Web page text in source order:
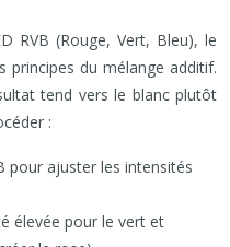
RVB (Rouge, Vert, Bleu), le
du mélange additif.
tend vers le blanc plutôt
:
pour ajuster les intensités
élevée pour le vert et